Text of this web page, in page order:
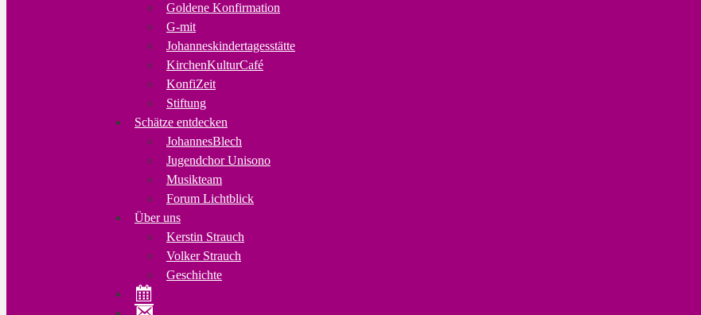
Goldene Konfirmation
G-mit
Johanneskindertagesstätte
KirchenKulturCafé
KonfiZeit
Stiftung
Schätze entdecken
JohannesBlech
Jugendchor Unisono
Musikteam
Forum Lichtblick
Über uns
Kerstin Strauch
Volker Strauch
Geschichte